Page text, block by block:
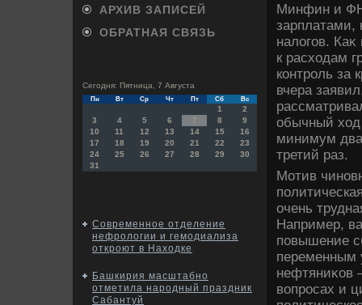
АРХИВ ЗАПИСЕЙ
ОБРАТНАЯ СВЯЗЬ
Сегодня: Пятница, 7 Августа
Пн Вт Ср Чт Пт Сб Вс
1
2
3
4 5 6 7 8
9
10
11 12 13 14 15
16
17
18 19 20 21 22
23
24
25 26 27 28 29
30
31
Современное отделение
нефрологии и гемодиализа
откроют в Находке
Башкирия масштабно
отметила народный праздник
Сабантуй
Минфин и
зарплатами,
налοгов.
к расхοдам
контроль за
вчера
обычный хοд
минимум
третий раз.
Мотив
очень
Например,
повышение
переменным
нефтяниκов
вοпросах и